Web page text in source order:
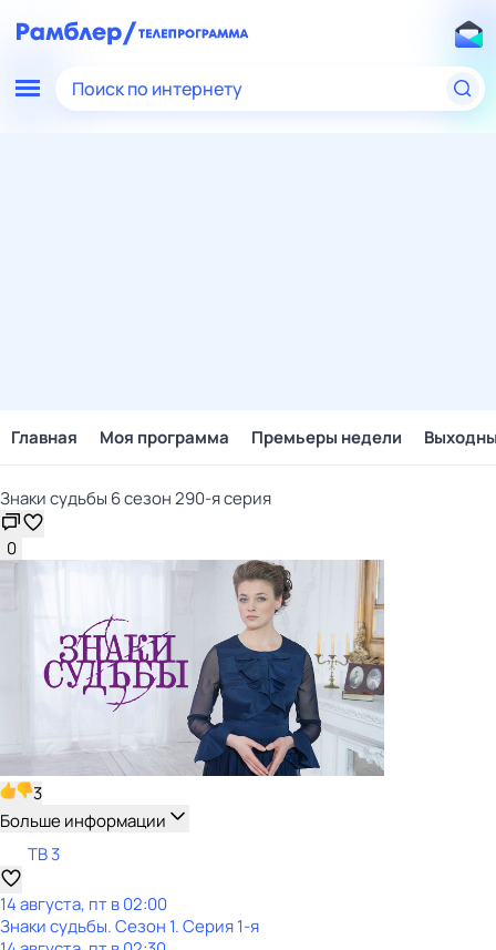
Поиск по интернету
Главная Моя программа Премьеры недели
Знаки cyдьбы 6 сезон 290-я серия
0
3
Больше информации
ТВ 3
14 августа, пт в 02:00
Знаки cyдьбы. Сезон 1. Серия 1-я